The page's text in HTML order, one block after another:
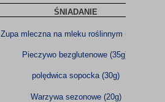
ŚNIADANIE
Zupa mleczna na mleku roślinnym (200ml)
Pieczywo bezglutenowe (35g)/
polędwica sopocka (30g)
Warzywa sezonowe (20g)